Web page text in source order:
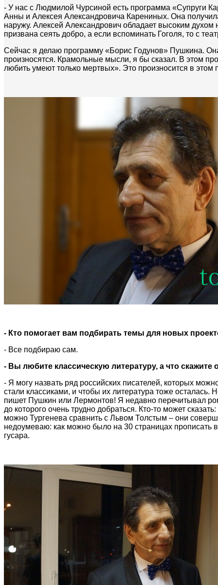
- У нас с Людмилой Чурсиной есть программа «Супруги
Анны и Алексея Александровича Карениных. Она
наружу. Алексей Александрович обладает высоким
призвана сеять добро, а если вспоминать Гоголя, то с
Сейчас я делаю программу «Борис Годунов» Пушкина.
произносятся. Крамольные мысли, я бы сказал. В этом
любить умеют только мертвых». Это произносится в этом
- Кто помогает вам подбирать темы для новых
- Все подбираю сам.
- Вы любите классическую литературу, а что скажите
- Я могу назвать ряд российских писателей, которых
стали классиками, и чтобы их литература тоже
пишет Пушкин или Лермонтов! Я недавно перечитывал
до которого очень трудно добраться. Кто-то может
можно Тургенева сравнить с Львом Толстым – они
недоумеваю: как можно было на 30 страницах прописать
гусара.